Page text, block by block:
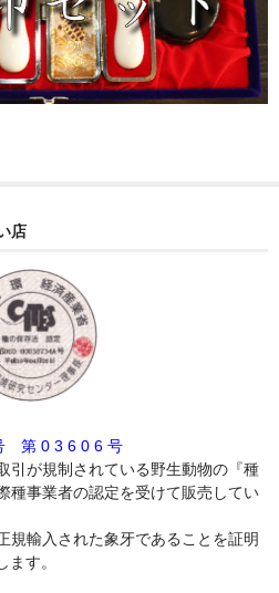
店
第 0 3 6 0 6 号
引が規制されている野生動物の『種
種事業者の認定を受けて販売してい
規輸入された象牙であることを証明
す。